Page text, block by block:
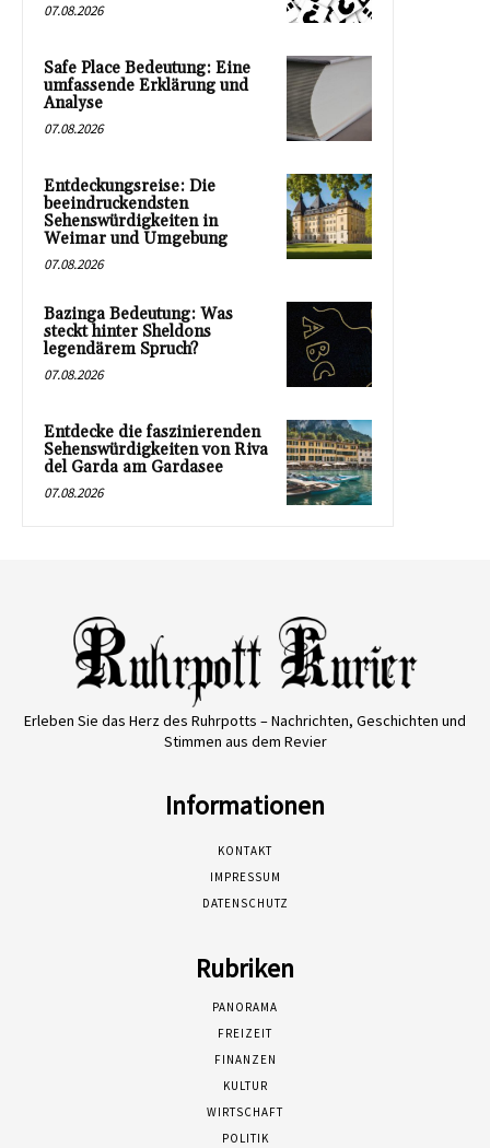
07.08.2026
Safe Place Bedeutung: Eine
umfassende Erklärung und
Analyse
07.08.2026
Entdeckungsreise: Die
beeindruckendsten
Sehenswürdigkeiten in
Weimar und Umgebung
07.08.2026
Bazinga Bedeutung: Was
steckt hinter Sheldons
legendärem Spruch?
07.08.2026
Entdecke die faszinierenden
Sehenswürdigkeiten von Riva
del Garda am Gardasee
07.08.2026
Erleben Sie das Herz des Ruhrpotts – Nachrichten, Geschichten und
Stimmen aus dem Revier
Informationen
KONTAKT
IMPRESSUM
DATENSCHUTZ
Rubriken
PANORAMA
FREIZEIT
FINANZEN
KULTUR
WIRTSCHAFT
POLITIK